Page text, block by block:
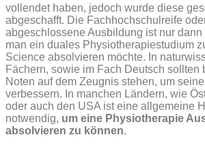
vollendet haben, jedoch wurde diese
abgeschafft. Die Fachhochschulreife
abgeschlossene Ausbildung ist nur
man ein duales Physiotherapiestudium
Science absolvieren möchte. In
Fächern, sowie im Fach Deutsch sollten
Noten auf dem Zeugnis stehen, um
verbessern. In manchen Ländern, wie
oder auch den USA ist eine allgemeine
notwendig, um eine Physiotherapie
absolvieren zu können.